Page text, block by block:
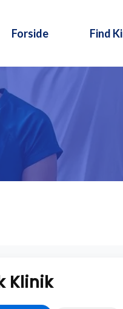
Forside Find
Klinik